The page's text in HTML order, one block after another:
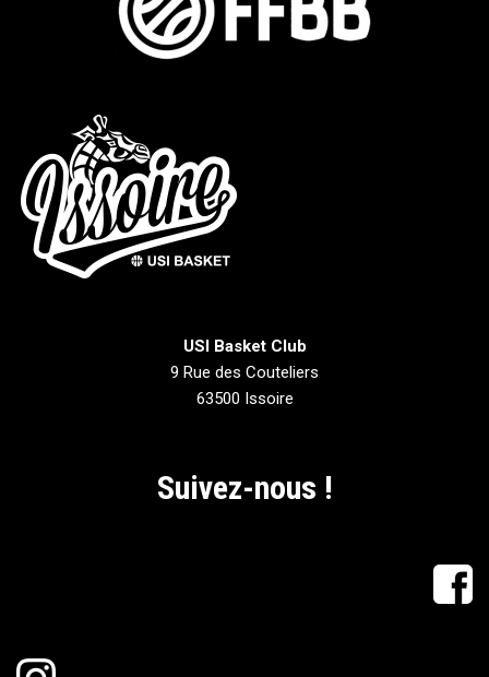
USI Basket Club
9 Rue des Couteliers
63500 Issoire
Suivez-nous !